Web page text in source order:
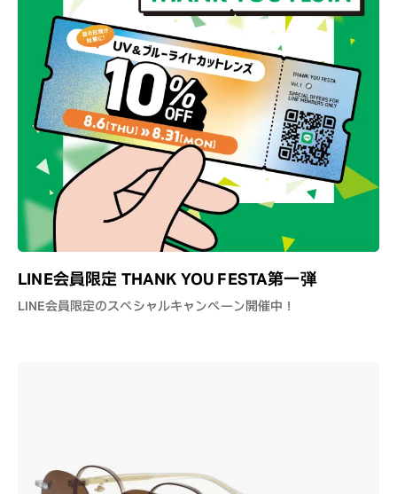
LINE会員限定 THANK YOU FESTA第一弾
LINE会員限定のスペシャルキャンペーン開催中！